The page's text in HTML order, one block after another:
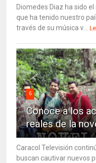
Diomedes Diaz ha sido
que ha tenido nuestro
través de su música v...
6
Conoce a los
reales de la
Caracol Televisión
buscan cautivar nuevos